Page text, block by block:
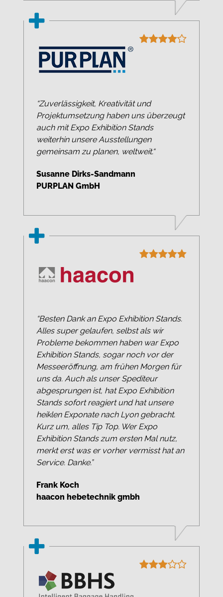
“Zuverlässigkeit, Kreativität und
Projektumsetzung haben uns überzeugt
auch mit Expo Exhibition Stands
weiterhin unsere Ausstellungen
gemeinsam zu planen, weltweit.“
Susanne Dirks-Sandmann
PURPLAN GmbH
“Besten Dank an Expo Exhibition Stands.
Alles super gelaufen, selbst als wir
Probleme bekommen haben war Expo
Exhibition Stands, sogar noch vor der
Messeeröffnung, am frühen Morgen für
uns da. Auch als unser Spediteur
abgesprungen ist, hat Expo Exhibition
Stands sofort reagiert und hat unsere
heiklen Exponate nach Lyon gebracht.
Kurz um, alles Tip Top. Wer Expo
Exhibition Stands zum ersten Mal nutz,
merkt erst was er vorher vermisst hat an
Service. Danke.”
Frank Koch
haacon hebetechnik gmbh